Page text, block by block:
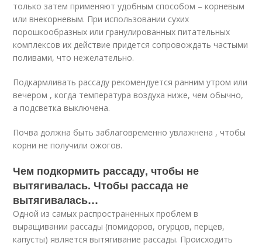
только затем применяют удобным способом – корневым
или внекорневым. При использовании сухих
порошкообразных или гранулированных питательных
комплексов их действие придется сопровождать частыми
поливами, что нежелательно.
Подкармливать рассаду рекомендуется ранним утром или
вечером , когда температура воздуха ниже, чем обычно,
а подсветка выключена.
Почва должна быть заблаговременно увлажнена , чтобы
корни не получили ожогов.
Чем подкормить рассаду, чтобы не
вытягивалась. Чтобы рассада не
вытягивалась…
Одной из самых распространенных проблем в
выращивании рассады (помидоров, огурцов, перцев,
капусты) является вытягивание рассады. Происходить